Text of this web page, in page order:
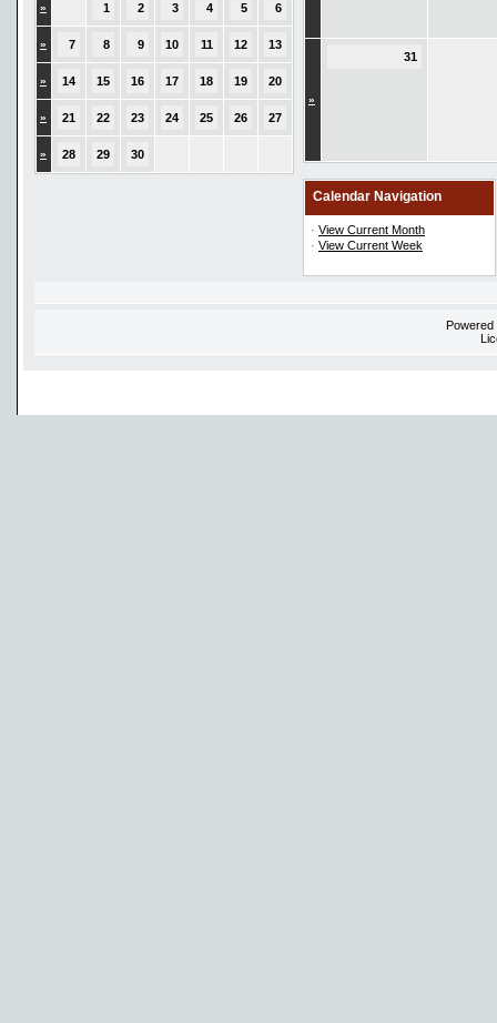
» 1 2 3 4 5 6
» 7 8 9 10 11 12 13
» 14 15 16 17 18 19 20
» 21 22 23 24 25 26 27
» 28 29 30
»
31
Calendar Navigation
· View Current Month
· View Current Week